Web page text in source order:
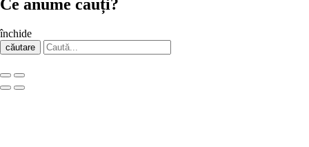
Ce anume cauți?
închide
căutare